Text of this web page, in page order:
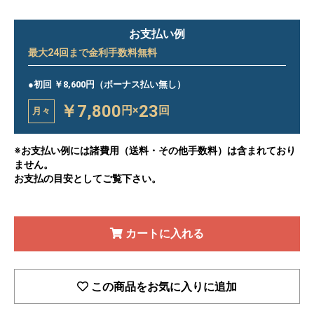
お支払い例
最大24回まで金利手数料無料
●初回 ￥8,600円（ボーナス払い無し）
月々 ￥7,800 円×23 回
※お支払い例には諸費用（送料・その他手数料）は含まれており
ません。
お支払の目安としてご覧下さい。
カートに入れる
この商品をお気に入りに追加